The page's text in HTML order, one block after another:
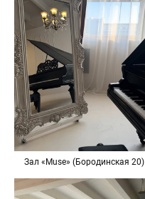
Зал «Muse» (Бородинская 20)